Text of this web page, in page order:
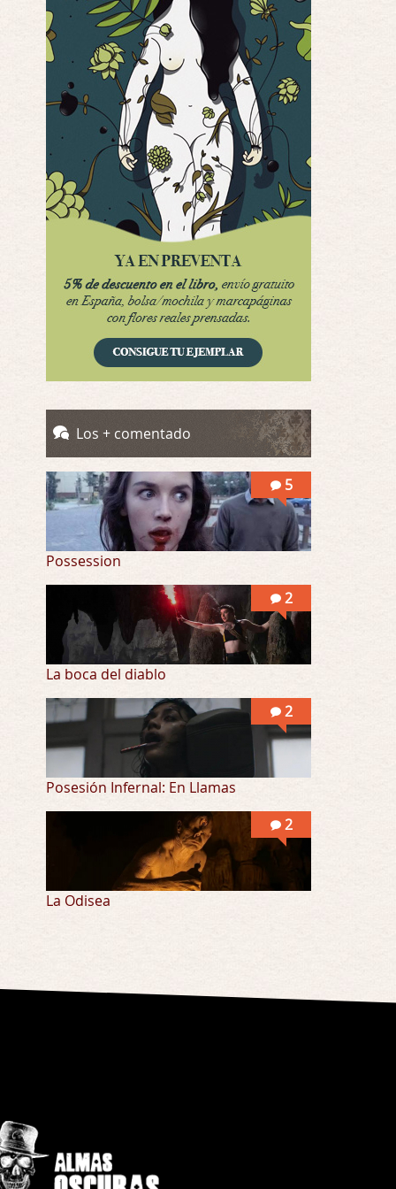
Possession
Por: Luar
Se llama la posesión en castellano, está …
Obsession
Por: Mariano
Obsession
Por: Chica Stark
Possession
Por: Mountain
Llevo toda una vida para verla y nunca lo …
Posesión Infernal: En Llamas
Totalmente de acuerdo Ignacio. La he disfr …
Into the Mud
Por: Flor
Los + comentado
5
Possession
2
La boca del diablo
2
Posesión Infernal: En Llamas
2
La Odisea